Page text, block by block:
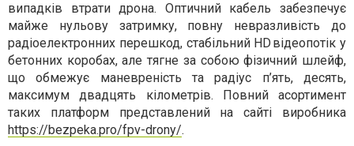
випадків втрати дрона. Оптичний кабель забезпечує
майже нульову затримку, повну невразливість до
радіоелектронних перешкод, стабільний HD відеопотік у
бетонних коробах, але тягне за собою фізичний шлейф,
що обмежує маневреність та радіус п’ять, десять,
максимум двадцять кілометрів. Повний асортимент
таких платформ представлений на сайті виробника
https://bezpeka.pro/fpv-drony/.